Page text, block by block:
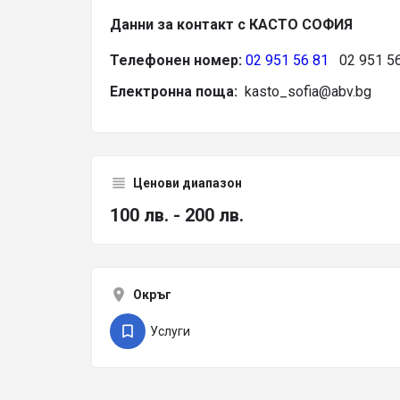
Данни за контакт с КАСТО СОФИЯ
Телефонен номер: 02 951 56 81
02 951
Електронна поща: kasto_sofia@abv.bg
Ценови диапазон
100 лв. - 200 лв.
Окръг
Услуги